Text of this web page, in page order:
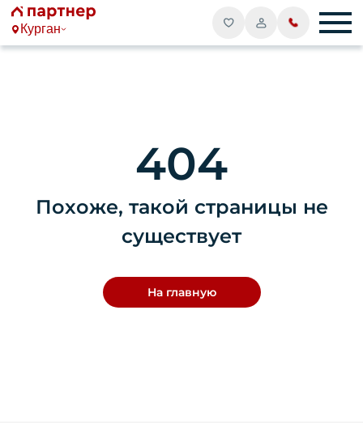
Курган
404
Похоже, такой страницы не
существует
На главную